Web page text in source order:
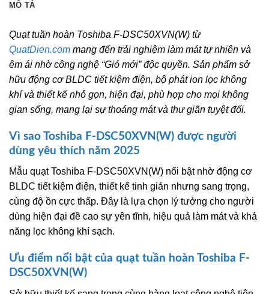
MÔ TẢ
Quạt tuần hoàn Toshiba F-DSC50XVN(W) từ
QuatDien.com mang đến trải nghiệm làm mát tự nhiên và
êm ái nhờ công nghệ “Gió mới” độc quyền. Sản phẩm sở
hữu động cơ BLDC tiết kiệm điện, bộ phát ion lọc không
khí và thiết kế nhỏ gọn, hiện đại, phù hợp cho mọi không
gian sống, mang lại sự thoáng mát và thư giãn tuyệt đối.
Vì sao Toshiba F-DSC50XVN(W) được người
dùng yêu thích năm 2025
Mẫu quạt Toshiba F-DSC50XVN(W) nổi bật nhờ động cơ
BLDC tiết kiệm điện, thiết kế tinh giản nhưng sang trọng,
cùng độ ồn cực thấp. Đây là lựa chọn lý tưởng cho người
dùng hiện đại đề cao sự yên tĩnh, hiệu quả làm mát và khả
năng lọc không khí sạch.
Ưu điểm nổi bật của quạt tuần hoàn Toshiba F-
DSC50XVN(W)